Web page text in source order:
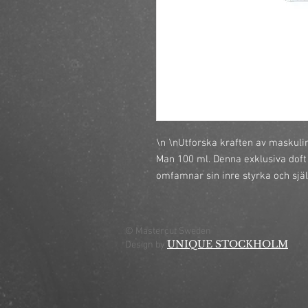
\n \nUtforska kraften av
Man 100 ml. Denna exklusiva
omfamnar sin inre styrka och
© Mastercut Sweden
Design by UNIQUE STOCKHOLM